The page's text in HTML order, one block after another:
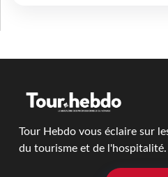
Tour Hebdo vous éclaire sur
du tourisme et de l'hospitalité.